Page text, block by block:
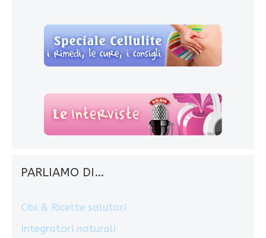
PARLIAMO DI…
Cibi & Ricette salutari
Integratori naturali